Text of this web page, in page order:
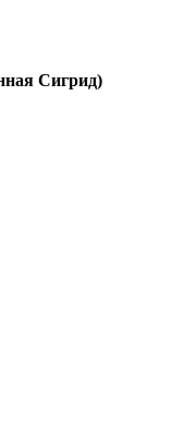
Сигрид)